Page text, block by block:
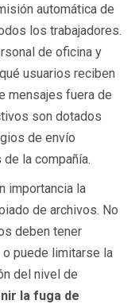
automática de
los trabajadores.
de oficina y
usuarios reciben
mensajes fuera de
son dotados
de envío
la compañía.
importancia la
de archivos. No
deben tener
puede limitarse la
del nivel de
la fuga de